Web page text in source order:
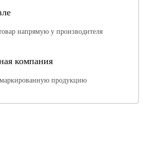
напрямую у производителя
компания
продукцию